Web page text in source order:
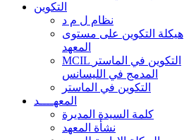
التكوين
نظام ل م د
هيكلة التكوين على مستوى
المعهد
MCIL التكوين في الماستر
المدمج في الليسانس
التكوين في الماستر
المعهــــد
كلمة السيدة المديرة
نشأة المعهد